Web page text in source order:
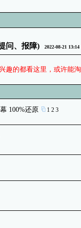
问、报障) 2022-08-21 13:14
趣的都看这里，或许能
100%还原 1 2 3